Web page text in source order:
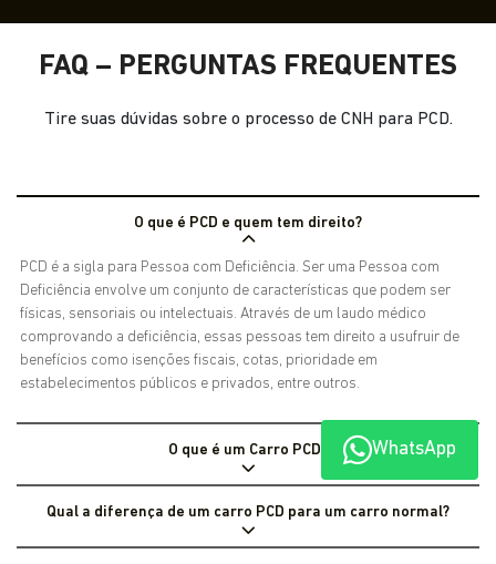
FAQ – PERGUNTAS FREQUENTES
Tire suas dúvidas sobre o processo de CNH para PCD.
O que é PCD e quem tem direito?
PCD é a sigla para Pessoa com Deficiência. Ser uma Pessoa com
Deficiência envolve um conjunto de características que podem ser
físicas, sensoriais ou intelectuais. Através de um laudo médico
comprovando a deficiência, essas pessoas tem direito a usufruir de
benefícios como isenções fiscais, cotas, prioridade em
estabelecimentos públicos e privados, entre outros.
O que é um Carro PCD?
Qual a diferença de um carro PCD para um carro normal?
WhatsApp